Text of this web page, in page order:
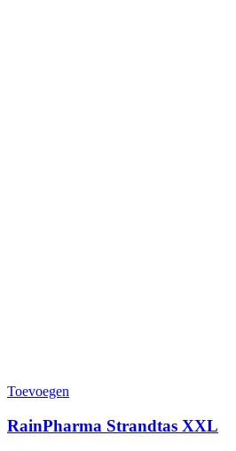
Toevoegen
RainPharma Strandtas XXL